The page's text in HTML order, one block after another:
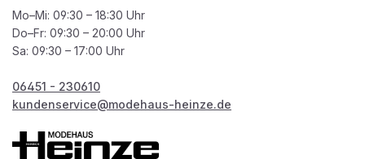
Mo–Mi: 09:30 – 18:30 Uhr
Do–Fr: 09:30 – 20:00 Uhr
Sa: 09:30 – 17:00 Uhr
06451 - 230610
kundenservice@modehaus-heinze.de